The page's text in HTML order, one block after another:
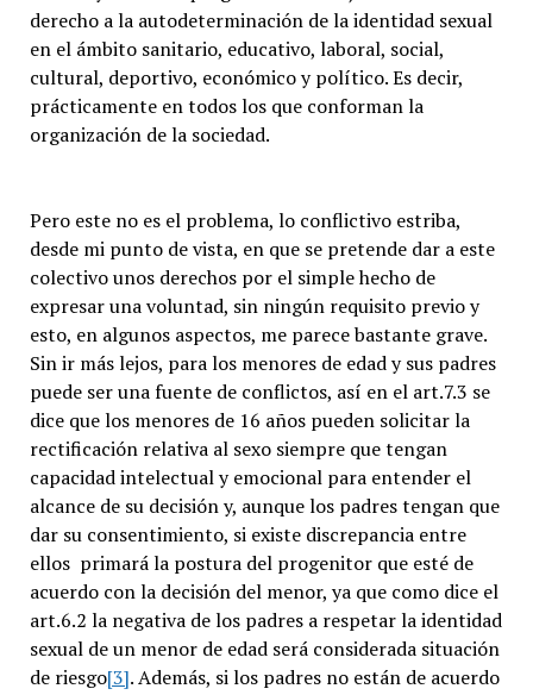
derecho a la autodeterminación de la identidad sexual
en el ámbito sanitario, educativo, laboral, social,
cultural, deportivo, económico y político. Es decir,
prácticamente en todos los que conforman la
organización de la sociedad.
Pero este no es el problema, lo conflictivo estriba,
desde mi punto de vista, en que se pretende dar a este
colectivo unos derechos por el simple hecho de
expresar una voluntad, sin ningún requisito previo y
esto, en algunos aspectos, me parece bastante grave.
Sin ir más lejos, para los menores de edad y sus padres
puede ser una fuente de conflictos, así en el art.7.3 se
dice que los menores de 16 años pueden solicitar la
rectificación relativa al sexo siempre que tengan
capacidad intelectual y emocional para entender el
alcance de su decisión y, aunque los padres tengan que
dar su consentimiento, si existe discrepancia entre
ellos primará la postura del progenitor que esté de
acuerdo con la decisión del menor, ya que como dice el
art.6.2 la negativa de los padres a respetar la identidad
sexual de un menor de edad será considerada situación
de riesgo[3]. Además, si los padres no están de acuerdo